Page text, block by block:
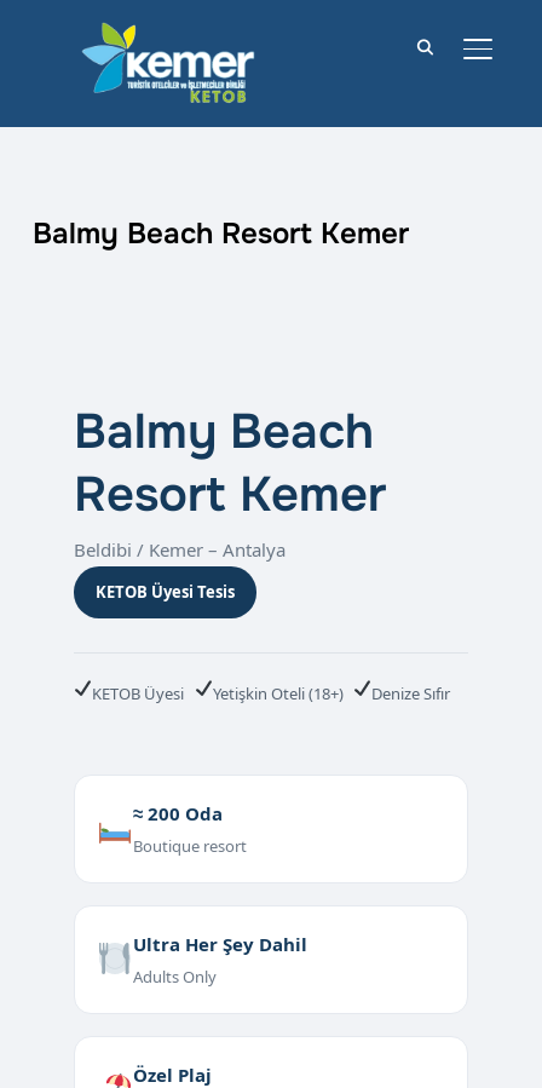
YAN
Balmy Beach Resort Kemer
Balmy Beach
Resort Kemer
Beldibi / Kemer – Antalya
KETOB Üyesi Tesis
KETOB Üyesi Yetişkin Oteli (18+) Denize Sıfır
≈ 200 Oda
Boutique resort
Ultra Her Şey Dahil
Adults Only
Özel Plaj